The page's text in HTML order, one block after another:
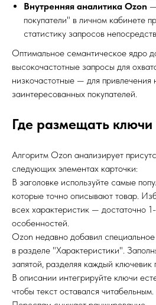
Внутренняя аналитика Ozon
покупатели" в личном кабинете
статистику запросов
Оптимальное семантическое ядро
высокочастотные запросы для
низкочастотные — для привлечения
заинтересованных покупателей.
Где размещать ключи
Алгоритм Ozon анализирует
следующих элементах карточки:
В заголовке используйте самые
которые точно описывают товар.
всех характеристик — достаточно
особенностей.
Ozon недавно добавил
в разделе "Характеристики".
запятой, разделяя каждый ключевик
В описании интегрируйте ключи
чтобы текст оставался читабельным.